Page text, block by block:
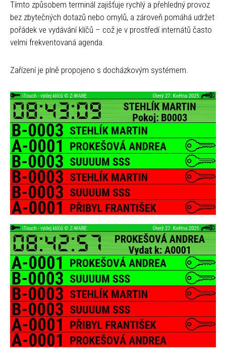
Tímto způsobem terminál zajišťuje rychlý a přehledný provoz
bez zbytečných dotazů nebo omylů, a zároveň pomáhá udržet
pořádek ve vydávání klíčů – což je v prostředí internátů často
velmi frekventovaná agenda.
Zařízení je plně propojeno s docházkovým systémem.